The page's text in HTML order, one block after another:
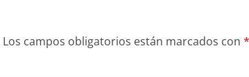
Los campos obligatorios están marcados con *